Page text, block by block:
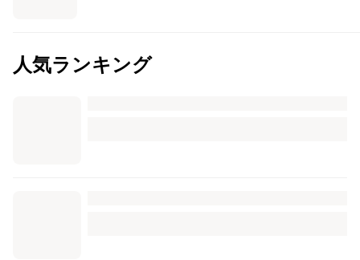
人気ランキング